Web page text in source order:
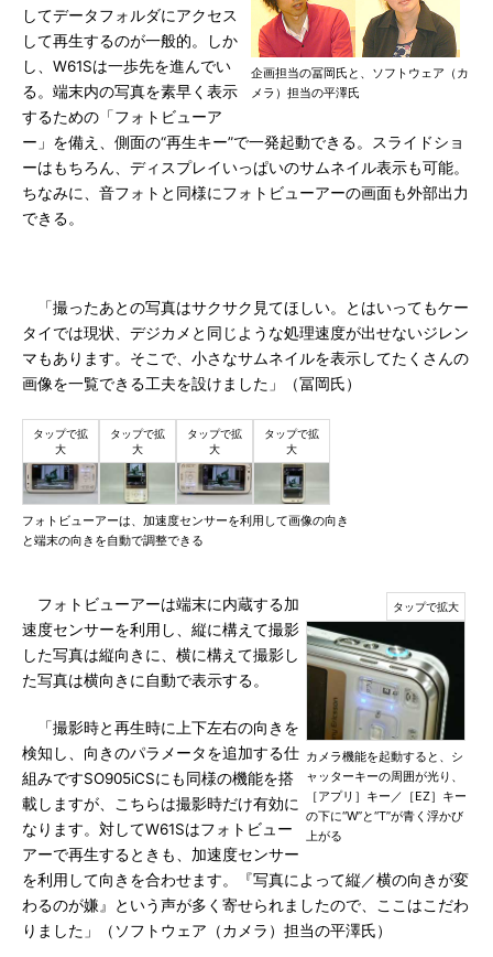
企画担当の冨岡氏と、ソフトウェア（カ
メラ）担当の平澤氏
してデータフォルダにアクセス
して再生するのが一般的。しか
し、W61Sは一歩先を進んでい
る。端末内の写真を素早く表示
するための「フォトビューア
ー」を備え、側面の“再生キー”で一発起動できる。スライドショ
ーはもちろん、ディスプレイいっぱいのサムネイル表示も可能。
ちなみに、音フォトと同様にフォトビューアーの画面も外部出力
できる。
「撮ったあとの写真はサクサク見てほしい。とはいってもケー
タイでは現状、デジカメと同じような処理速度が出せないジレン
マもあります。そこで、小さなサムネイルを表示してたくさんの
画像を一覧できる工夫を設けました」（冨岡氏）
フォトビューアーは、加速度センサーを利用して画像の向き
と端末の向きを自動で調整できる
カメラ機能を起動すると、シ
ャッターキーの周囲が光り、
［アプリ］キー／［EZ］キー
の下に“W”と“T”が青く浮かび
上がる
フォトビューアーは端末に内蔵する加
速度センサーを利用し、縦に構えて撮影
した写真は縦向きに、横に構えて撮影し
た写真は横向きに自動で表示する。
「撮影時と再生時に上下左右の向きを
検知し、向きのパラメータを追加する仕
組みですSO905iCSにも同様の機能を搭
載しますが、こちらは撮影時だけ有効に
なります。対してW61Sはフォトビュー
アーで再生するときも、加速度センサー
を利用して向きを合わせます。『写真によって縦／横の向きが変
わるのが嫌』という声が多く寄せられましたので、ここはこだわ
りました」（ソフトウェア（カメラ）担当の平澤氏）